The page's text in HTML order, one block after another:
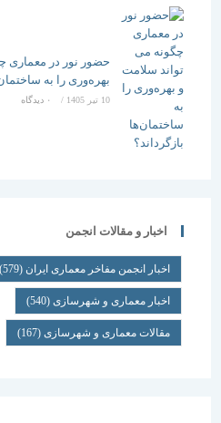
حضور نور در معماری چگونه
بهره‌وری را به ساختمان‌ها
/ ۰ دیدگاه
اخبار و مقالات انجمن
اخبار انجمن مفاخر معماری ایران (579)
اخبار معماری و شهرسازی(540)
مقالات معماری و شهرسازی(167)